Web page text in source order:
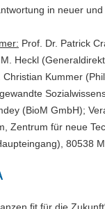
in neuer
Prof. Dr. Patrick
Heckl
Kummer
(BioM GmbH);
Zentrum für neue
80538